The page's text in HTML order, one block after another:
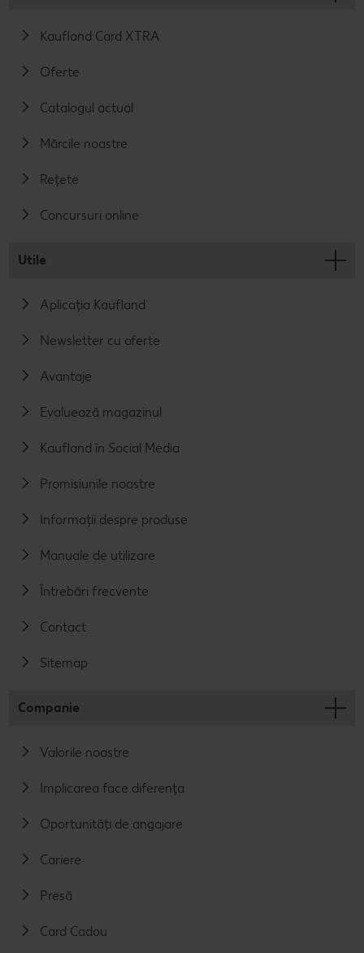
Kaufland Card XTRA
Oferte
Catalogul actual
Mărcile noastre
Rețete
Concursuri online
Utile
Aplicația Kaufland
Newsletter cu oferte
Avantaje
Evaluează magazinul
Kaufland în Social Media
Promisiunile noastre
Informații despre produse
Manuale de utilizare
Întrebări frecvente
Contact
Sitemap
Companie
Valorile noastre
Implicarea face diferența
Oportunități de angajare
Cariere
Presă
Card Cadou